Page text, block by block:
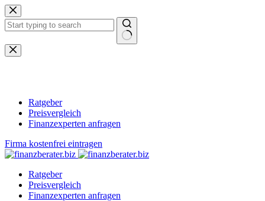
Zum
Inhalt
springen
Keine
Ergebnisse
Ratgeber
Preisvergleich
Finanzexperten anfragen
Firma kostenfrei eintragen
Ratgeber
Preisvergleich
Finanzexperten anfragen